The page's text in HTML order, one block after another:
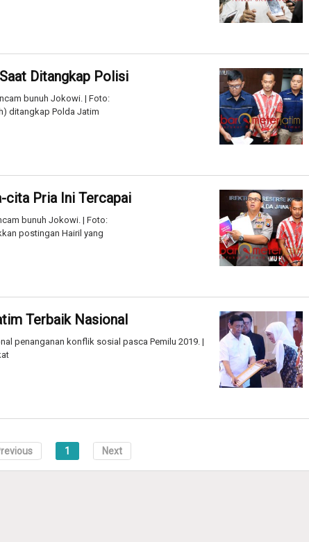
Ditangkap Polisi
bunuh Jokowi. | Foto:
ditangkap Polda Jatim
cita Pria Ini Tercapai
bunuh Jokowi. | Foto:
postingan Hairil yang
Terbaik Nasional
penanganan konflik sosial pasca Pemilu 2019. |
1 Next